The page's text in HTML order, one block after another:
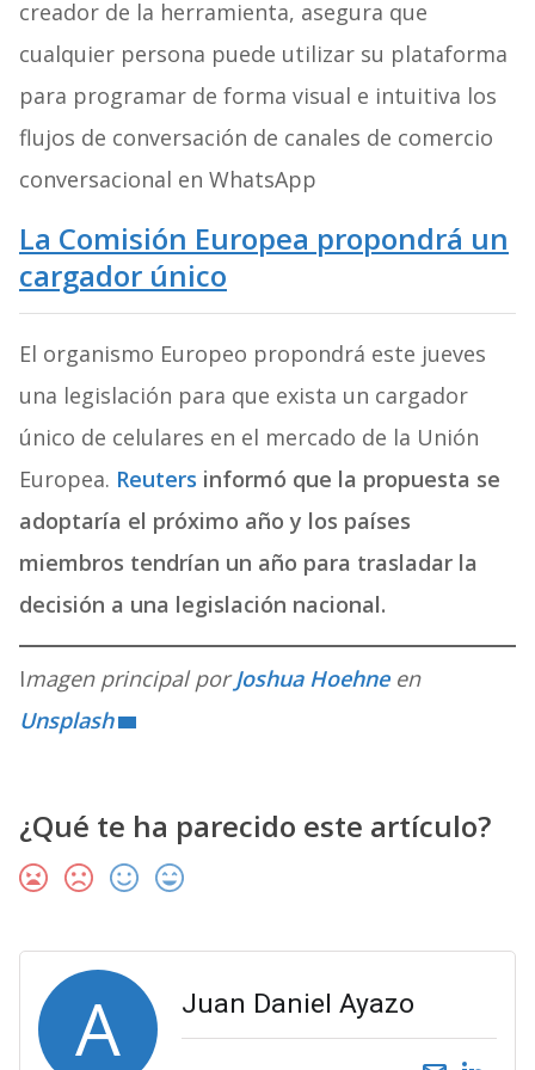
creador de la herramienta, asegura que
cualquier persona puede utilizar su plataforma
para programar de forma visual e intuitiva los
flujos de conversación de canales de comercio
conversacional en WhatsApp
La Comisión Europea propondrá un
cargador único
El organismo Europeo propondrá este jueves
una legislación para que exista un cargador
único de celulares en el mercado de la Unión
Europea. Reuters informó que la propuesta se
adoptaría el próximo año y los países
miembros tendrían un año para trasladar la
decisión a una legislación nacional.
Imagen principal porJoshua Hoehneen
Unsplash
¿Qué te ha parecido este artículo?
A Juan Daniel Ayazo